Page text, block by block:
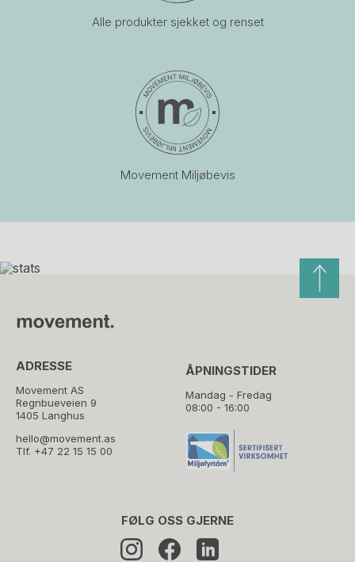
Alle produkter sjekket og renset
Movement Miljøbevis
ADRESSE
Movement AS
Regnbueveien 9
1405 Langhus
hello@movement.as
Tlf. +47 22 15 15 00
ÅPNINGSTIDER
Mandag - Fredag
08:00 - 16:00
FØLG OSS GJERNE